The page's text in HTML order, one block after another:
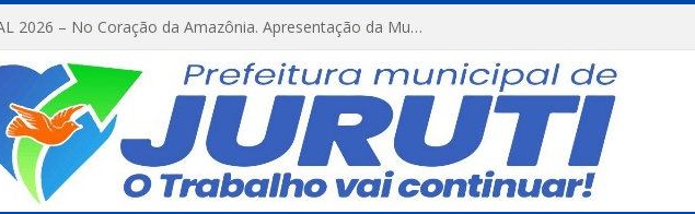
FESTRIBAL 2026 – No Coração da Amazônia. Apresentação da Munduruku.